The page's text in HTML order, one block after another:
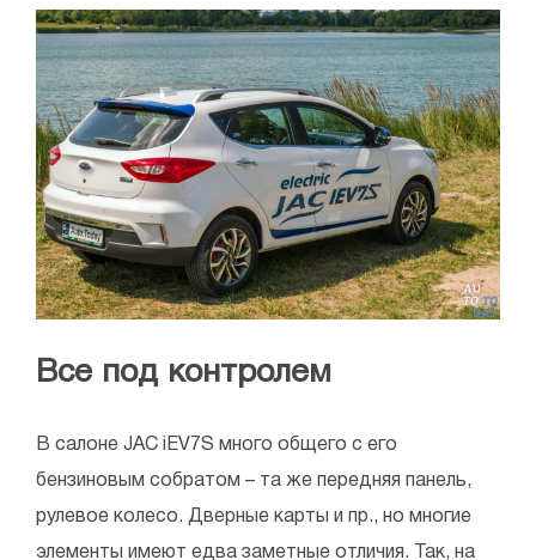
Все под контролем
В салоне JAC iEV7S много общего с его
бензиновым собратом – та же передняя панель,
рулевое колесо. Дверные карты и пр., но многие
элементы имеют едва заметные отличия. Так, на